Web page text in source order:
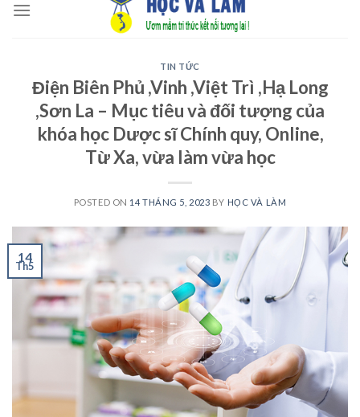
TIN TỨC
Điện Biên Phủ ,Vinh ,Việt Trì ,Hạ Long
,Sơn La – Mục tiêu và đối tượng của
khóa học Dược sĩ Chính quy, Online,
Từ Xa, vừa làm vừa học
POSTED ON 14 THÁNG 5, 2023 BY HỌC VÀ LÀM
14
Th5